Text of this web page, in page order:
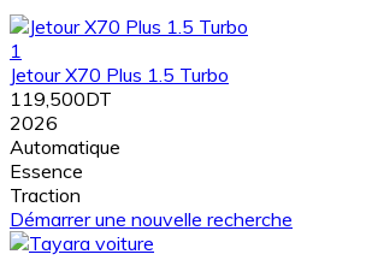
1
Jetour X70 Plus 1.5 Turbo
119,500DT
2026
Automatique
Essence
Traction
Démarrer une nouvelle recherche